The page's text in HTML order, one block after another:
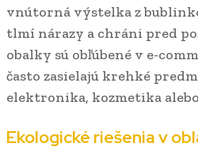
vnútorná výstelka z
tlmí nárazy a chráni pred
obalky sú obľúbené v e-
často zasielajú krehké
elektronika, kozmetika
Ekologické riešenia v